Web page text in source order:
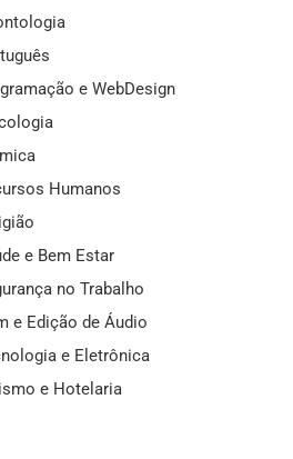
e WebDesign
Humanos
e Bem Estar
no Trabalho
e Edição de Áudio
e Eletrônica
e Hotelaria